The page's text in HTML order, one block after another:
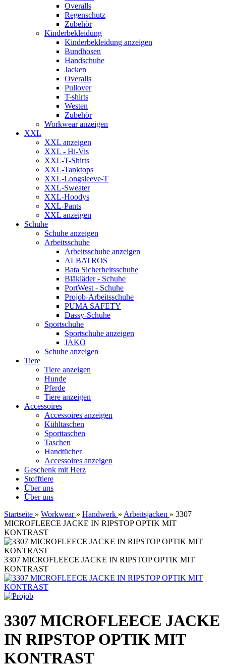
Overalls
Regenschutz
Zubehör
Kinderbekleidung
Kinderbekleidung anzeigen
Bundhosen
Handschuhe
Jacken
Overalls
Pullover
T-shirts
Westen
Zubehör
Workwear anzeigen
XXL
XXL anzeigen
XXL - Hi-Vis
XXL-T-Shirts
XXL-Tanktops
XXL-Longsleeve-T
XXL-Sweater
XXL-Hoodys
XXL-Pants
XXL anzeigen
Schuhe
Schuhe anzeigen
Arbeitsschuhe
Arbeitsschuhe anzeigen
ALBATROS
Bata Sicherheitsschuhe
Bläkläder - Schuhe
PortWest - Schuhe
Projob-Arbeitsschuhe
PUMA SAFETY
Dassy-Schuhe
Sportschuhe
Sportschuhe anzeigen
JAKO
Schuhe anzeigen
Tiere
Tiere anzeigen
Hunde
Pferde
Tiere anzeigen
Accessoires
Accessoires anzeigen
Kühltaschen
Sporttaschen
Taschen
Handtücher
Accessoires anzeigen
Geschenk mit Herz
Stofftiere
Über uns
Über uns
Startseite » Workwear » Handwerk » Arbeitsjacken » 3307
MICROFLEECE JACKE IN RIPSTOP OPTIK MIT
KONTRAST
3307 MICROFLEECE JACKE IN RIPSTOP OPTIK MIT
KONTRAST
3307 MICROFLEECE JACKE
IN RIPSTOP OPTIK MIT
KONTRAST